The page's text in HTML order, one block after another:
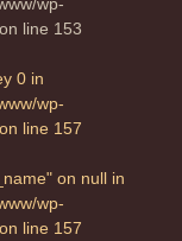
on line 153
0 in
wp-
on line 157
on null in
wp-
on line 157